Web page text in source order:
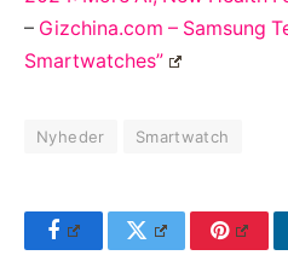
– Gizchina.com – Samsung
Smartwatches”
Nyheder Smartwatch
FacebookTwitter